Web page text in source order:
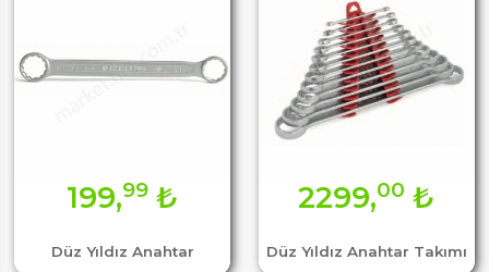
Düz Yıldız Anahtar
199,99 ₺
Düz Yıldız Anahtar Takımı
2299,00 ₺